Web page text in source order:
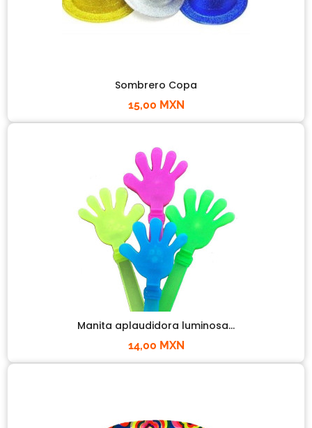
Sombrero Copa
15,00 MXN
Manita aplaudidora luminosa...
14,00 MXN